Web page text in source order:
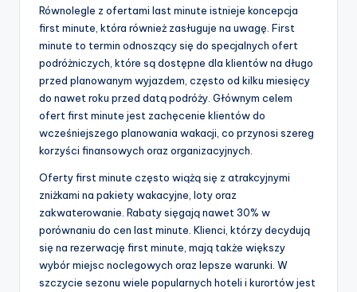
Równolegle z ofertami last minute istnieje koncepcja
first minute, która również zasługuje na uwagę. First
minute to termin odnoszący się do specjalnych ofert
podróżniczych, które są dostępne dla klientów na długo
przed planowanym wyjazdem, często od kilku miesięcy
do nawet roku przed datą podróży. Głównym celem
ofert first minute jest zachęcenie klientów do
wcześniejszego planowania wakacji, co przynosi szereg
korzyści finansowych oraz organizacyjnych.
Oferty first minute często wiążą się z atrakcyjnymi
zniżkami na pakiety wakacyjne, loty oraz
zakwaterowanie. Rabaty sięgają nawet 30% w
porównaniu do cen last minute. Klienci, którzy decydują
się na rezerwację first minute, mają także większy
wybór miejsc noclegowych oraz lepsze warunki. W
szczycie sezonu wiele popularnych hoteli i kurortów jest